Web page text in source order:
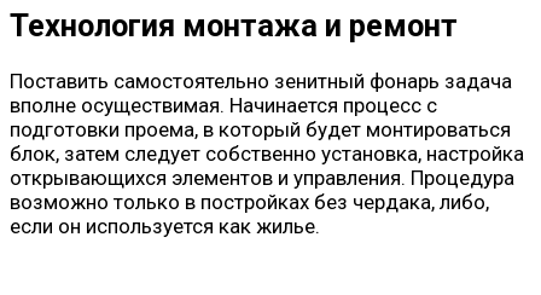
Технология монтажа и ремонт
Поставить самостоятельно зенитный фонарь задача
вполне осуществимая. Начинается процесс с
подготовки проема, в который будет монтироваться
блок, затем следует собственно установка, настройка
открывающихся элементов и управления. Процедура
возможно только в постройках без чердака, либо,
если он используется как жилье.